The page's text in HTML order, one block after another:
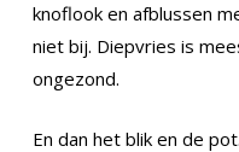
knoflook en afblussen
niet bij. Diepvries is
ongezond.
En dan het blik en de